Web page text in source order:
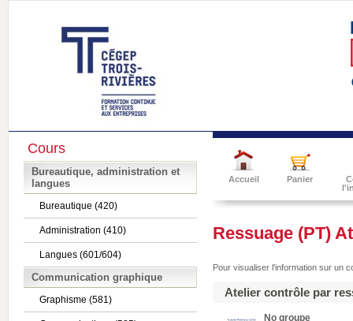
Cours
Bureautique, administration et
langues
Bureautique (420)
Administration (410)
Langues (601/604)
Communication graphique
Graphisme (581)
Accueil Panier
Ressuage (PT)
Pour visualiser l'information sur un
Atelier contrôle par
No groupe